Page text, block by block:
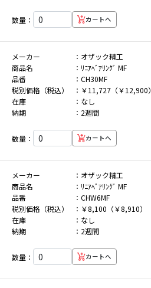
数量： カートへ
メーカー
オザック精工
商品名
ﾘﾆｱﾍﾞｱﾘﾝｸﾞ MF
品番
CH30MF
税別価格（税込）
￥11,727（￥12,900）
在庫
なし
納期
2週間
数量： カートへ
メーカー
オザック精工
商品名
ﾘﾆｱﾍﾞｱﾘﾝｸﾞ MF
品番
CHW6MF
税別価格（税込）
￥8,100（￥8,910）
在庫
なし
納期
2週間
数量： カートへ